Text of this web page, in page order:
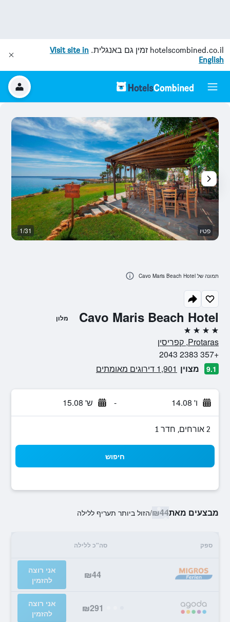
hotelscombined.co.il זמין גם באנגלית. Visit site in
English
Cavo Maris Beach Hotel מלון
4 כוכבים
Protaras, קפריסין
+357 2383 2043
9.1 מצוין 1,901 דירוגים מאומתים
ו' 14.08 - ש' 15.08
2 אורחים, חדר 1
חיפוש
מבצעים מאת₪44
/הזול ביותר תעריף ללילה
ספק סה"כ ללילה
₪44
אני רוצה
להזמין
₪291
אני רוצה
להזמין
פטיו 1/31
תמונה של Cavo Maris Beach Hotel